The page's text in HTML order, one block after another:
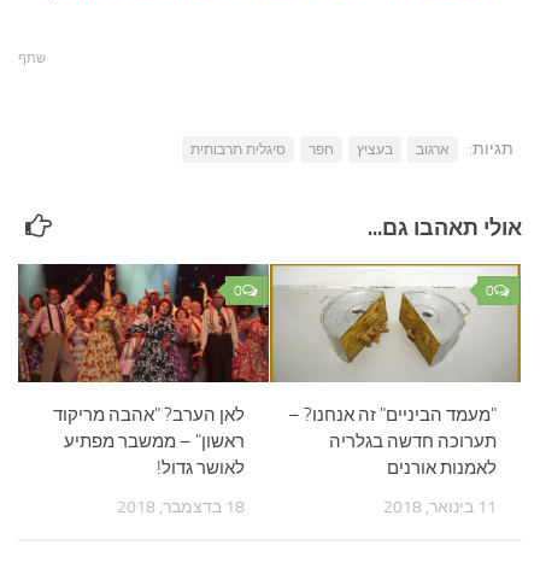
שתף
תגיות: ארגוב בעציץ חפר סיגלית תרבותית
אולי תאהבו גם...
0
לאן הערב? "אהבה מריקוד
ראשון" – ממשבר מפתיע
לאושר גדול!
18 בדצמבר, 2018
0
"מעמד הביניים" זה אנחנו? –
תערוכה חדשה בגלריה
לאמנות אורנים
11 בינואר, 2018